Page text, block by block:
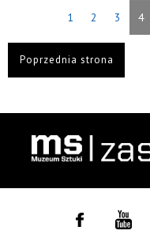
1 2 3 4
Poprzednia strona